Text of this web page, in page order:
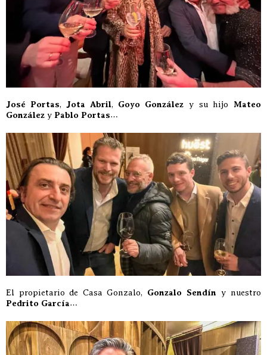
José Portas, Jota Abril, Goyo González y su hijo Mateo
González y Pablo Portas…
El propietario de Casa Gonzalo, Gonzalo Sendín y nuestro
Pedrito García…